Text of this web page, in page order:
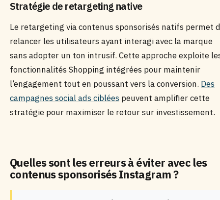
Stratégie de retargeting native
Le retargeting via contenus sponsorisés natifs permet
relancer les utilisateurs ayant interagi avec la marque
sans adopter un ton intrusif. Cette approche exploite
fonctionnalités Shopping intégrées pour maintenir
l’engagement tout en poussant vers la conversion. Des
campagnes social ads ciblées peuvent amplifier cette
stratégie pour maximiser le retour sur investissement.
Quelles sont les erreurs à éviter avec les
contenus sponsorisés Instagram ?